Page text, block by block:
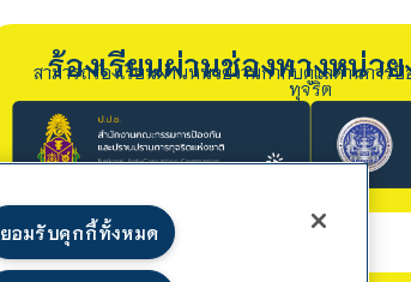
ร้องเรียนผ่านช่องทางหน่ว
สามารถร้องเรียนผ่านหน่วยงานกำกับดูแลด้านการ
ทุจริต
ยอมรับคุกกี้ทั้งหมด